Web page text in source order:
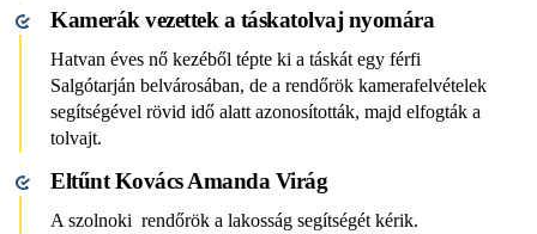
Kamerák vezettek a táskatolvaj nyomára
Hatvan éves nő kezéből tépte ki a táskát egy férfi
Salgótarján belvárosában, de a rendőrök kamerafelvételek
segítségével rövid idő alatt azonosították, majd elfogták a
tolvajt.
Eltűnt Kovács Amanda Virág
A szolnoki rendőrök a lakosság segítségét kérik.